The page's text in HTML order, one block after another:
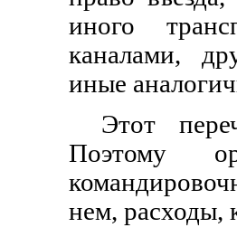
иного
каналами,
иные
Этот
Поэтому
нем, расходы,